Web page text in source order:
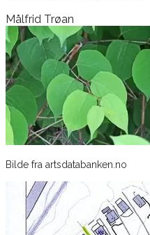
Målfrid Trøan
Bilde fra artsdatabanken.no